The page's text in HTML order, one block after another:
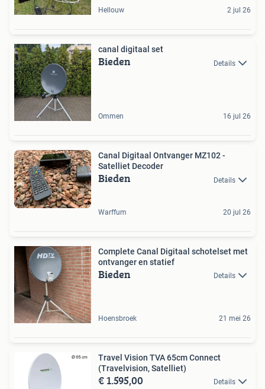
Hellouw 2 jul 26
canal digitaal set
Bieden Details
Ommen 16 jul 26
Canal Digitaal Ontvanger MZ102 -
Satelliet Decoder
Bieden Details
Warffum 20 jul 26
Complete Canal Digitaal schotelset met
ontvanger en statief
Bieden Details
Hoensbroek 21 mei 26
Travel Vision TVA 65cm Connect
(Travelvision, Satelliet)
€ 1.595,00 Details